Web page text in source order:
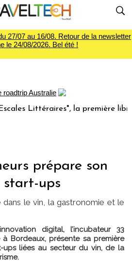
27/07 au 16/08. Retour de la newsletter
le 24/08/2026. Bel été !
la première librairie du
prépare son
start-ups
dans le vin, la gastronomie et le
digital, l’incubateur 33
à Bordeaux, présente sa première
ups liées au secteur du vin, de la